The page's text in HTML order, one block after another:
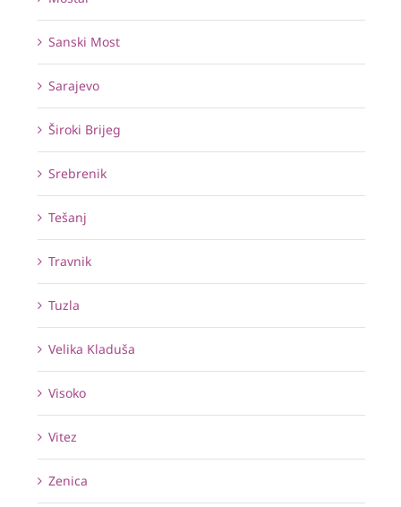
Sanski Most
Sarajevo
Široki Brijeg
Srebrenik
Tešanj
Travnik
Tuzla
Velika Kladuša
Visoko
Vitez
Zenica